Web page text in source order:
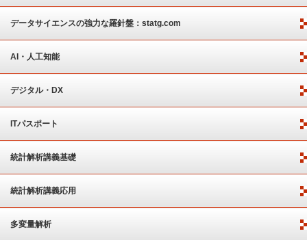
ート
データサイエンスの強力な羅針盤：statg.com
AI・人工知能
デジタル・DX
ITパスポート
統計解析講義基礎
統計解析講義応用
多変量解析